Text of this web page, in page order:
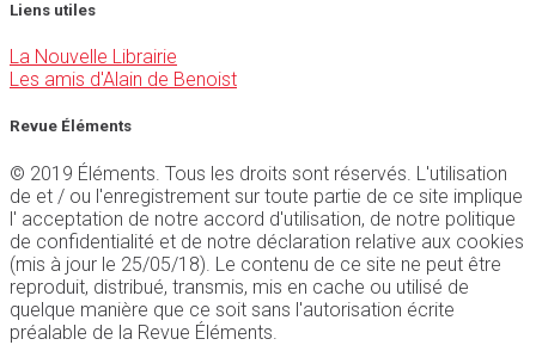
Liens utiles
La Nouvelle Librairie
Les amis d'Alain de Benoist
Revue Éléments
© 2019 Éléments. Tous les droits sont réservés. L'utilisation
de et / ou l'enregistrement sur toute partie de ce site implique
l' acceptation de notre accord d'utilisation, de notre politique
de confidentialité et de notre déclaration relative aux cookies
(mis à jour le 25/05/18). Le contenu de ce site ne peut être
reproduit, distribué, transmis, mis en cache ou utilisé de
quelque manière que ce soit sans l'autorisation écrite
préalable de la Revue Éléments.